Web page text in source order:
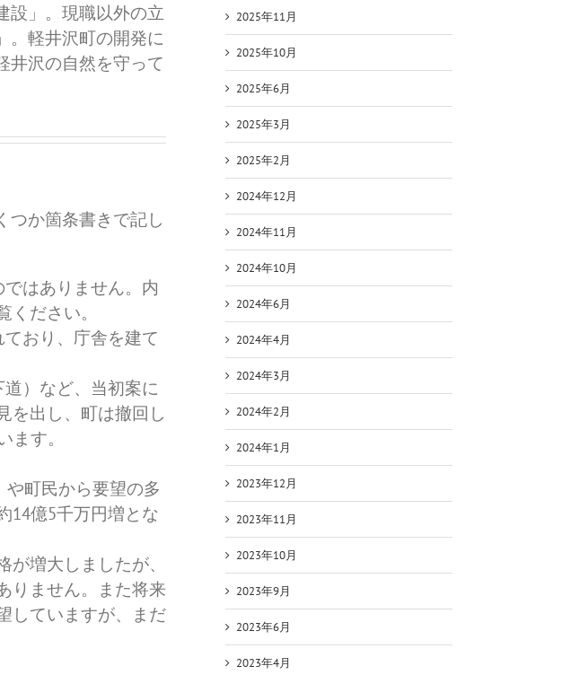
設」。現職以外の立
。軽井沢町の開発に
井沢の自然を守って
つか箇条書きで記し
はありません。内
ださい。
おり、庁舎を建て
）など、当初案に
を出し、町は撤回し
す。
町民から要望の多
14億5千万円増とな
増大しましたが、
りません。また将来
していますが、まだ
2025年11月
2025年10月
2025年6月
2025年3月
2025年2月
2024年12月
2024年11月
2024年10月
2024年6月
2024年4月
2024年3月
2024年2月
2024年1月
2023年12月
2023年11月
2023年10月
2023年9月
2023年6月
2023年4月